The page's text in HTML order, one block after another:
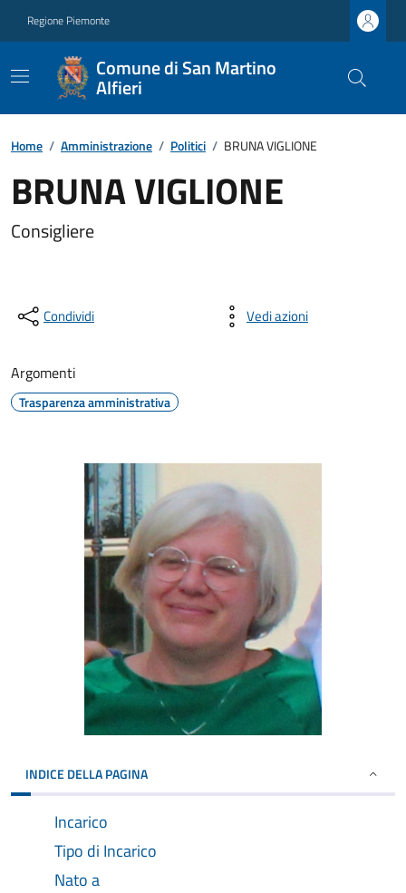
Regione Piemonte
Comune di San Martino
Alfieri
Home / Amministrazione / Politici / BRUNA VIGLIONE
BRUNA VIGLIONE
Consigliere
Condividi Vedi azioni
Argomenti
Trasparenza amministrativa
INDICE DELLA PAGINA
Incarico
Tipo di Incarico
Nato a